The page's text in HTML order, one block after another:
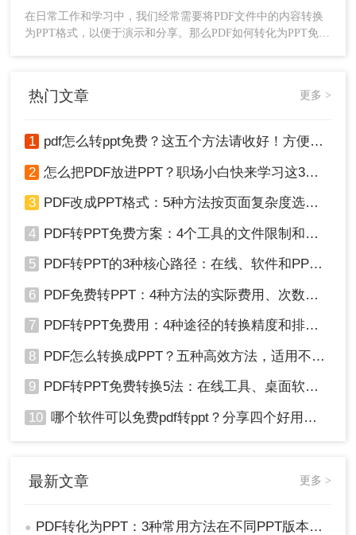
优点：提供更强大的转换选项。支持批量转
换，效率更高。转换质量较高，特别适用于复
麻烦一些。
操作步骤
1、下载并安装Adobe Acrobat Pro DC。
2、启动程序，打开需要转换的PDF文件。
将详细介绍几种将PDF转化为PPT的方法，帮助读者轻松完成
这一转换过程。
在日常工作和学习中，我们经常需要将PDF文件中的内容转换
为PPT格式，以便于演示和分享。那么PDF如何转化为PPT免费
热门文章 更多 >
1 pdf怎么转ppt免费？这五个方法请收好！方便又好用！
2 怎么把PDF放进PPT？职场小白快来学习这3种方法！
3 PDF改成PPT格式：5种方法按页面复杂度选择！
4 PDF转PPT免费方案：4个工具的文件限制和输出质量对比！
5 PDF转PPT的3种核心路径：在线、软件和PPT自带的适用范围！
6 PDF免费转PPT：4种方法的实际费用、次数限制和效果！
7 PDF转PPT免费用：4种途径的转换精度和排版保留能力对比！
8 PDF怎么转换成PPT？五种高效方法，适用不同场景全解析！
9 PDF转PPT免费转换5法：在线工具、桌面软件和PPT插件的优劣！
10 哪个软件可以免费pdf转ppt？分享四个好用的转换工具！
最新文章 更多 >
● PDF转化为PPT：3种常用方法在不同PPT版本下的兼容性！